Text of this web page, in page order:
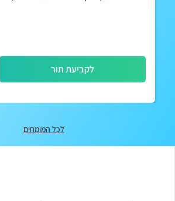
לקביעת תור
לכל המומחים